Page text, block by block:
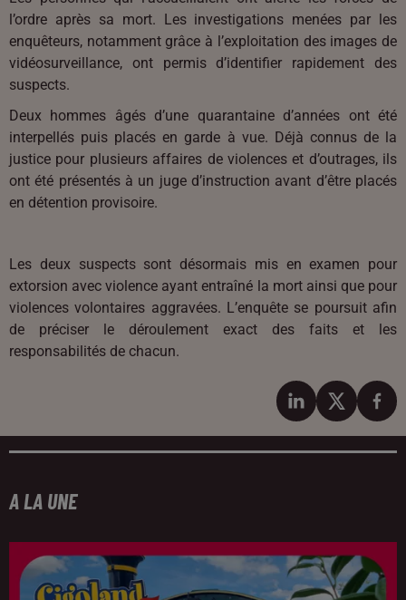
l’ordre après sa mort. Les investigations menées par les
enquêteurs, notamment grâce à l’exploitation des images de
vidéosurveillance, ont permis d’identifier rapidement des
suspects.
Deux hommes âgés d’une quarantaine d’années ont été
interpellés puis placés en garde à vue. Déjà connus de la
justice pour plusieurs affaires de violences et d’outrages, ils
ont été présentés à un juge d’instruction avant d’être placés
en détention provisoire.
Les deux suspects sont désormais mis en examen pour
extorsion avec violence ayant entraîné la mort ainsi que pour
violences volontaires aggravées. L’enquête se poursuit afin
de préciser le déroulement exact des faits et les
responsabilités de chacun.
A LA UNE